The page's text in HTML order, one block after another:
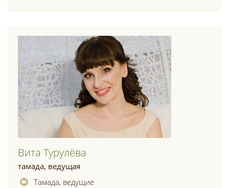
Вита Турулёва
тамада, ведущая
Тамада, ведущие